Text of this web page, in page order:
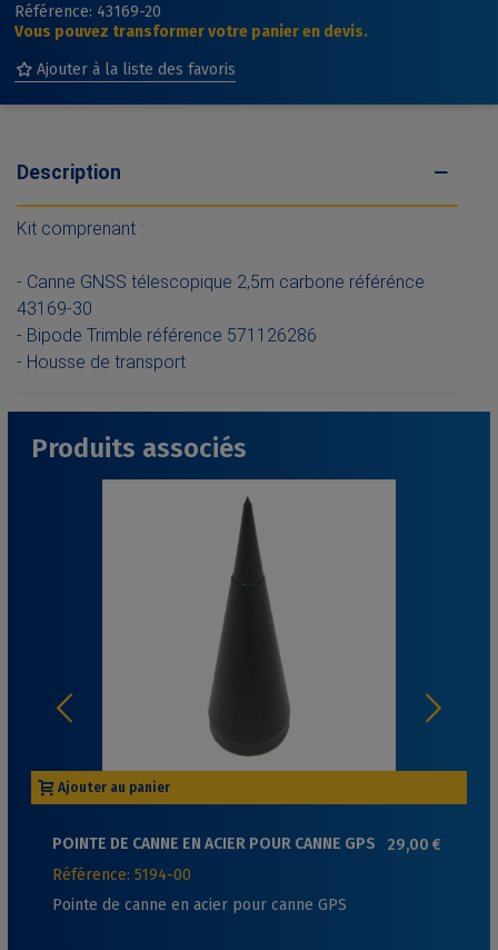
Référence: 43169-20
Vous pouvez transformer votre panier en devis.
Ajouter à la liste des favoris
Description
Kit comprenant :
- Canne GNSS télescopique 2,5m carbone référénce
43169-30
- Bipode Trimble référence 571126286
- Housse de transport
Produits associés
Ajouter au panier
POINTE DE CANNE EN ACIER POUR CANNE GPS 29,00 €
Référence: 5194-00
Pointe de canne en acier pour canne GPS